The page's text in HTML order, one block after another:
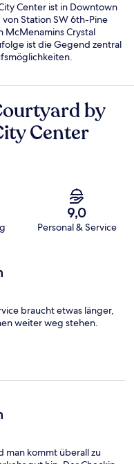
Center ist in Downtown
Station SW 6th-Pine
McMenamins Crystal
ist die Gegend zentral
by
Center
9,0
Personal & Service
braucht etwas länger,
weiter weg stehen.
man kommt überall zu